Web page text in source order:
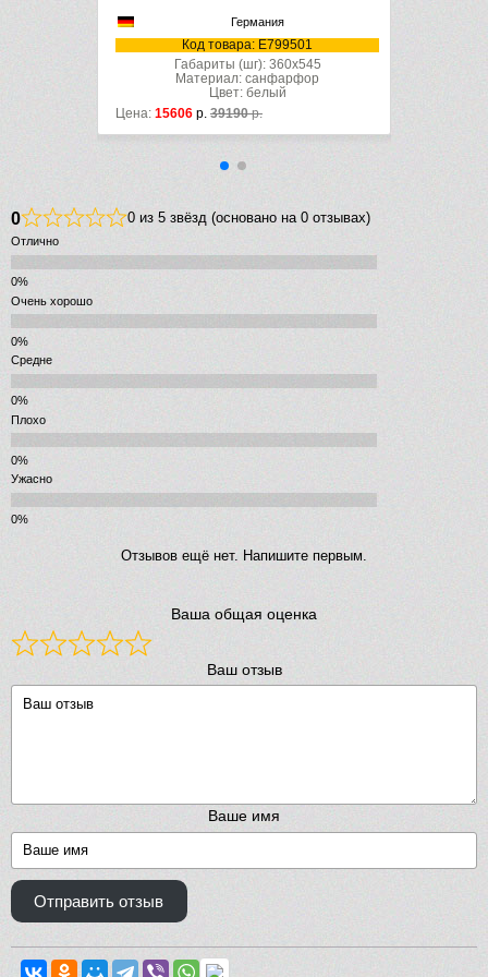
Германия
Код товара: E799501
Габариты (шг): 360x545
Материал: санфарфор
Цвет: белый
Цена: 15606 р. 39190р.
0 0 из 5 звёзд (основано на 0 отзывах)
Отлично
Очень хорошо
Средне
Плохо
Ужасно
Отзывов ещё нет. Напишите первым.
Ваша общая оценка
Ваш отзыв
Ваше имя
Отправить отзыв